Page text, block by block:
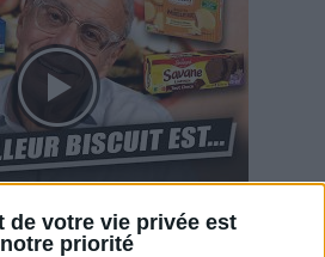
de votre vie privée est
notre priorité
Harrys... Que valent vraiment
ces gâteaux ?